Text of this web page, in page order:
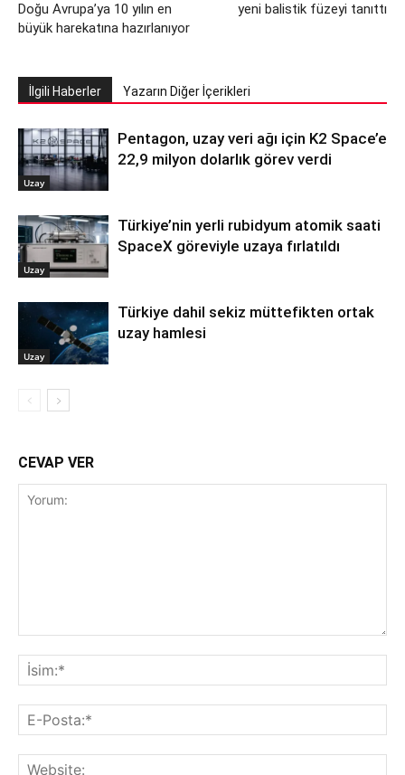
Doğu Avrupa’ya 10 yılın en
büyük harekatına hazırlanıyor
yeni balistik füzeyi tanıttı
İlgili Haberler Yazarın Diğer İçerikleri
Uzay
Pentagon, uzay veri ağı için K2 Space’e
22,9 milyon dolarlık görev verdi
Uzay
Türkiye’nin yerli rubidyum atomik saati
SpaceX göreviyle uzaya fırlatıldı
Uzay
Türkiye dahil sekiz müttefikten ortak
uzay hamlesi
CEVAP VER